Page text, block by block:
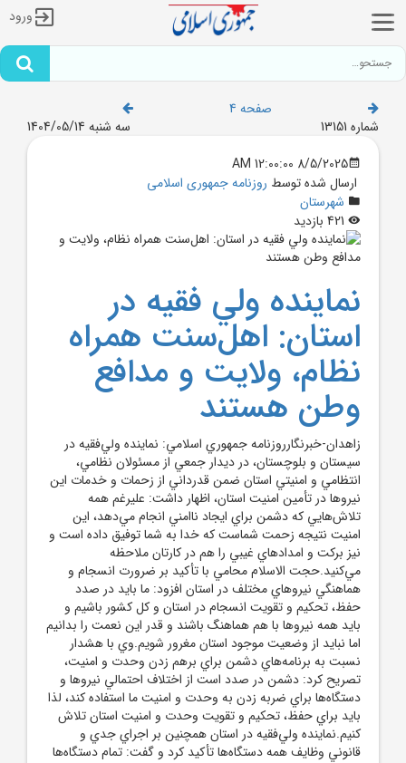
ورود
صفحه 4
شماره 13151
سه شنبه 1404/05/14
8/5/2025 12:00:00 AM
ارسال شده توسط روزنامه جمهوری اسلامی
شهرستان
نماينده ولي فقيه در
استان: اهل‌سنت همراه
نظام، ولايت و مدافع
وطن هستند
زاهدان-خبرنگارروزنامه جمهوري اسلامي: نماينده ولي‌فقيه در
سيستان و بلوچستان، در ديدار جمعي از مسئولان نظامي،
انتظامي و امنيتي استان ضمن قدرداني از زحمات و خدمات اين
نيروها در تأمين امنيت استان، اظهار داشت: عليرغم همه
تلاش‌هايي که دشمن براي ايجاد ناامني انجام مي‌دهد، اين
امنيت نتيجه زحمت شماست که خدا به شما توفيق داده است و
نيز برکت و امدادهاي غيبي را هم در کارتان ملاحظه
مي‌کنيد.حجت الاسلام محامي با تأکيد بر ضرورت انسجام و
هماهنگي نيروهاي مختلف در استان افزود: ما بايد در صدد
حفظ، تحکيم و تقويت انسجام در استان و کل کشور باشيم و
بايد همه نيروها با هم هماهنگ باشند و قدر اين نعمت را بدانيم
اما نبايد از وضعيت موجود استان مغرور شويم.وي با هشدار
نسبت به برنامه‌هاي دشمن براي برهم زدن وحدت و امنيت،
تصريح کرد: دشمن در صدد است از اختلاف احتمالي نيروها و
دستگاه‌ها براي ضربه زدن به وحدت و امنيت ما استفاده کند، لذا
بايد براي حفظ، تحکيم و تقويت وحدت و امنيت استان تلاش
کنيم.نماينده ولي‌فقيه در استان همچنين بر اجراي جدي و
قانوني وظايف همه دستگاه‌ها تأکيد کرد و گفت: تمام دستگاه‌ها